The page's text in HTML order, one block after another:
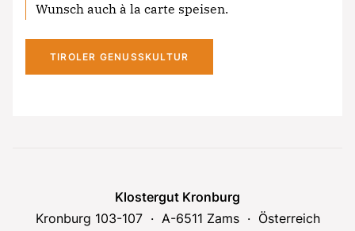
Wunsch auch à la carte speisen.
TIROLER GENUSSKULTUR
Klostergut Kronburg
Kronburg 103-107
A-6511 Zams Österreich